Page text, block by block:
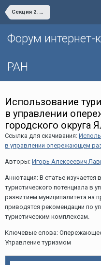
Секция 2. «Проблемы и перспективы пространственного развития территорий»
Форум
РАН
Использование
в управлении
городского округа
Ссылка для скачивания:
в управлении опережающем
Авторы: Игорь Алексеевич
Аннотация: В статье изучается
туристического потенциала в
развитием муниципалитета на
приводятся рекомендации по
туристическим комплексам.
Ключевые слова: Опережающее
Управление туризмом